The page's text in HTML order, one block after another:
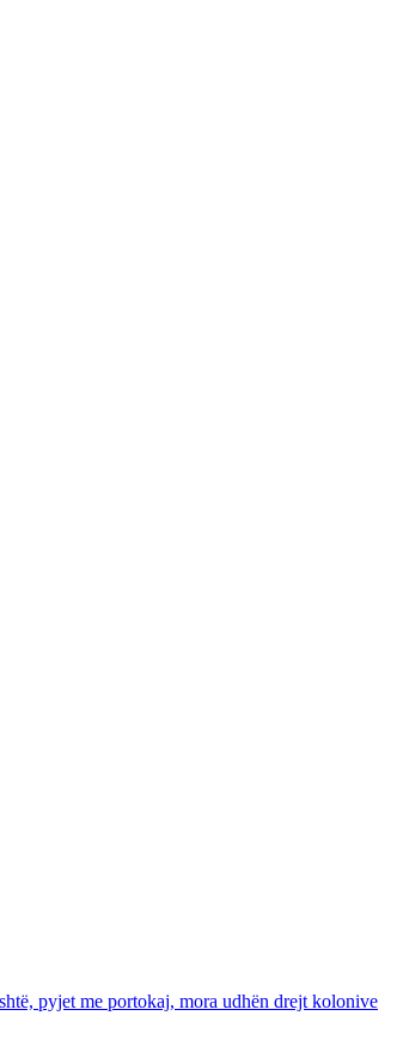
pyjet me portokaj, mora udhën drejt kolonive